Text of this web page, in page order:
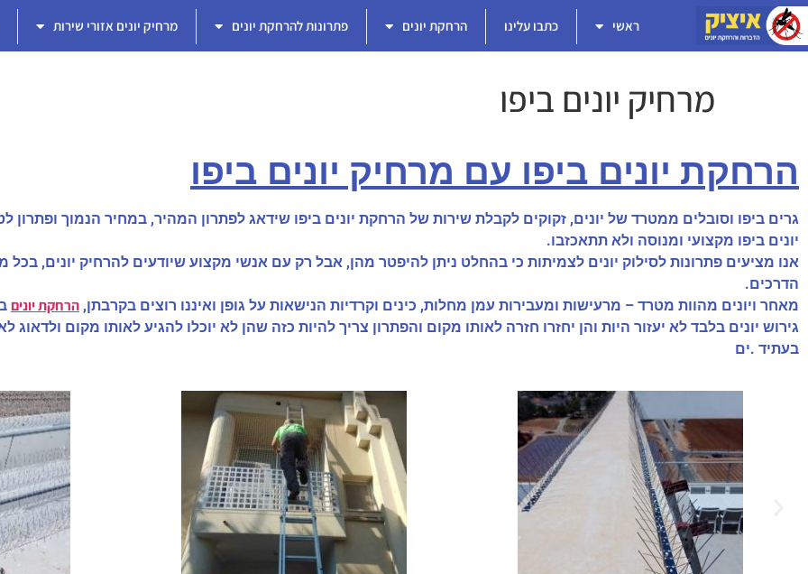
ראשי כתבו עלינו הרחקת יונים פתרונות להרחקת יונים מרחיק יונים אזורי שירות
מרחיק יונים ביפו
הרחקת יונים ביפו עם מרחיק יונים ביפו
גרים ביפו וסובלים ממטרד של יונים, זקוקים לקבלת שירות של הרחקת יונים ביפו שידאג לפתרון המהיר, במחיר הנמוך ופתרון
יונים ביפו מקצועי ומנוסה ולא תתאכזבו.
אנו מציעים פתרונות לסילוק יונים לצמיתות כי בהחלט ניתן להיפטר מהן, אבל רק עם אנשי מקצוע שיודעים להרחיק יונים,
הדרכים.
מאחר ויונים מהוות מטרד – מרעישות ומעבירות עמן מחלות, כינים וקרדיות הנישאות על גופן ואיננו רוצים בקרבתן, הרחקת יונים
גירוש יונים בלבד לא יעזור היות והן יחזרו חזרה לאותו מקום והפתרון צריך להיות כזה שהן לא יוכלו להגיע לאותו מקום
בעתיד .ים